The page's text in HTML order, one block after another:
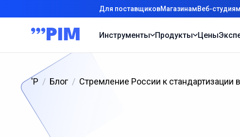
Для поставщиковМагазинамВеб-студиям
Инструменты Продукты Цены
'P Блог Стремление России к